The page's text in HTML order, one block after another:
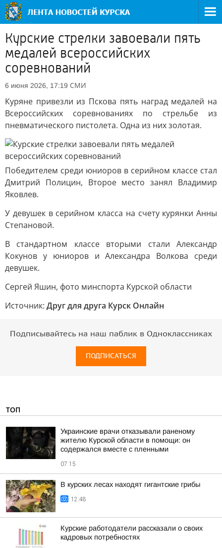
Курские стрелки завоевали пять
медалей всероссийских
соревнований
6 июня 2026, 17:19 СМИ
Куряне привезли из Пскова пять наград медалей на
Всероссийских соревнованиях по стрельбе из
пневматического пистолета. Одна из них золотая.
Победителем среди юниоров в серийном классе стал
Дмитрий Полицин, Второе место занял Владимир
Яковлев.
У девушек в серийном класса на счету курянки Анны
Степановой.
В стандартном классе вторыми стали Александр
Кокунов у юниоров и Александра Волкова среди
девушек.
Сергей Яшин, фото минспорта Курской области
Источник: Друг для друга Курск Онлайн
Подписывайтесь на наш паблик в Одноклассниках
ПОДПИСАТЬСЯ
ТОП
Украинские врачи отказывали раненому
жителю Курской области в помощи: он
содержался вместе с пленными
07:15
В курских лесах находят гигантские грибы
12:48
Курские работодатели рассказали о своих
кадровых потребностях